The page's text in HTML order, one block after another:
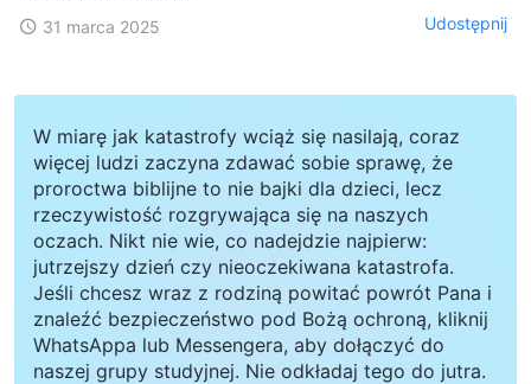
31 marca 2025 Udostępnij
W miarę jak katastrofy wciąż się nasilają, coraz
więcej ludzi zaczyna zdawać sobie sprawę, że
proroctwa biblijne to nie bajki dla dzieci, lecz
rzeczywistość rozgrywająca się na naszych
oczach. Nikt nie wie, co nadejdzie najpierw:
jutrzejszy dzień czy nieoczekiwana katastrofa.
Jeśli chcesz wraz z rodziną powitać powrót Pana i
znaleźć bezpieczeństwo pod Bożą ochroną, kliknij
WhatsAppa lub Messengera, aby dołączyć do
naszej grupy studyjnej. Nie odkładaj tego do jutra.